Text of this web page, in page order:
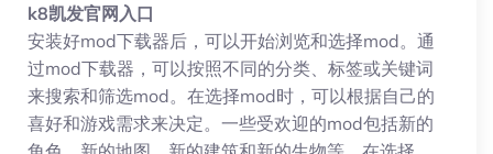
k8凯发官网入口
安装好mod下载器后，可以开始浏览和选择mod。通
过mod下载器，可以按照不同的分类、标签或关键词
来搜索和筛选mod。在选择mod时，可以根据自己的
喜好和游戏需求来决定。一些受欢迎的mod包括新的